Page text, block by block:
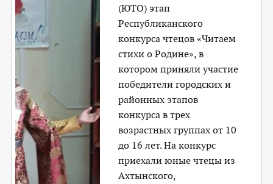
(ЮТО) этап
Республиканского
конкурса чтецов «Читаем
стихи о Родине», в
котором приняли участие
победители городских и
районных этапов
конкурса в трех
возрастных группах от 10
до 16 лет. На конкурс
приехали юные чтецы из
Ахтынского,